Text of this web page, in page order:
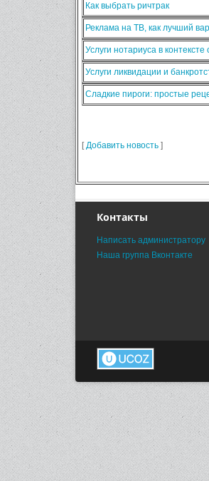
Как выбрать ричтрак
Реклама на ТВ, как лучший
Услуги нотариуса в
Услуги ликвидации и
Сладкие пироги: простые
[Добавить новость ]
Контакты
Написать администратору
Наша группа Вконтакте